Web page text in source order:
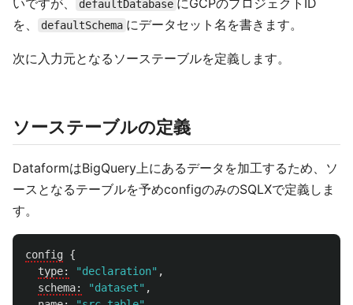
いですが、 defaultDatabase にGCPのプロジェクトID
を、
defaultSchema にデータセット名を書きます。
次に入力元となるソーステーブルを定義します。
ソーステーブルの定義
DataformはBigQuery上にあるデータを加工するため、ソ
ースとなるテーブルを予めconfigのみのSQLXで定義しま
す。
config {
type:
"declaration" ,
schema:
"dataset" ,